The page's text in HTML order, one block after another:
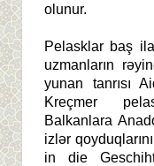
olunur.
Pelasklar baş
uzmanların
yunan tanrısı
Kreçmer
Balkanlara
izlər
in die